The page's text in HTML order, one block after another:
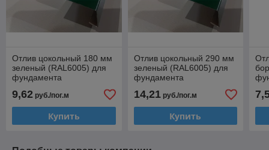
Отлив цокольный 180 мм
зеленый (RAL6005) для
фундамента
9,62 руб./пог.м
Купить
Отлив цокольный 290 мм
зеленый (RAL6005) для
фундамента
14,21руб./пог.м
Купить